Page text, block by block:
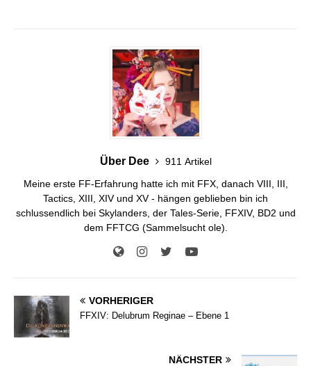
Über Dee
911 Artikel
Meine erste FF-Erfahrung hatte ich mit FFX, danach VIII, III,
Tactics, XIII, XIV und XV - hängen geblieben bin ich
schlussendlich bei Skylanders, der Tales-Serie, FFXIV, BD2 und
dem FFTCG (Sammelsucht ole).
VORHERIGER
FFXIV: Delubrum Reginae – Ebene 1
NÄCHSTER